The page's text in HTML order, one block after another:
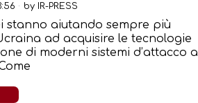
by IR-PRESS
stanno aiutando sempre più
ad acquisire le tecnologie
di moderni sistemi d’attacco a